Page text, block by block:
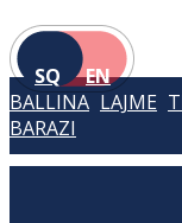
SQ EN
BALLINA LAJME
BARAZI